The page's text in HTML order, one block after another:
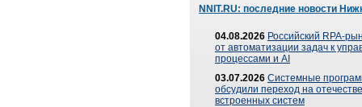
NNIT.RU: последние новости
04.08.2026 Российский RPA-
от автоматизации задач к
процессами и AI
03.07.2026 Системные
обсудили переход на
встроенных систем